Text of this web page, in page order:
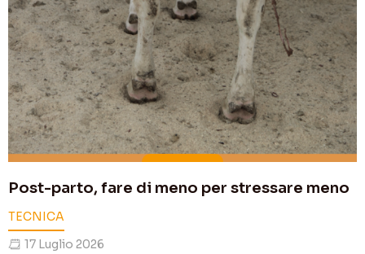
Post-parto, fare di meno per stressare meno
TECNICA
17 Luglio 2026